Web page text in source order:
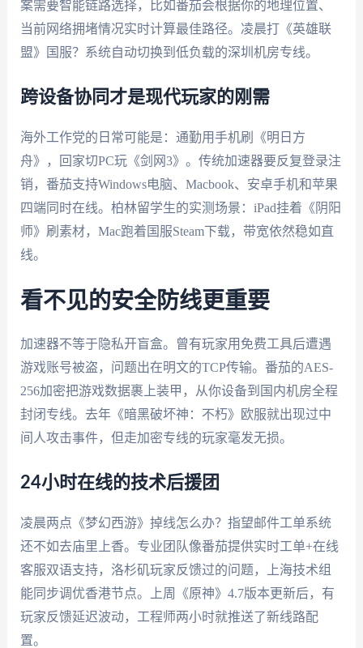
案需要智能链路选择，比如番茄会根据你的地理位置、
当前网络拥堵情况实时计算最佳路径。凌晨打《英雄联
盟》国服？系统自动切换到低负载的深圳机房专线。
跨设备协同才是现代玩家的刚需
海外工作党的日常可能是：通勤用手机刷《明日方
舟》，回家切PC玩《剑网3》。传统加速器要反复登录注
销，番茄支持Windows电脑、Macbook、安卓手机和苹果
四端同时在线。柏林留学生的实测场景：iPad挂着《阴阳
师》刷素材，Mac跑着国服Steam下载，带宽依然稳如直
线。
看不见的安全防线更重要
加速器不等于隐私开盲盒。曾有玩家用免费工具后遭遇
游戏账号被盗，问题出在明文的TCP传输。番茄的AES-
256加密把游戏数据裹上装甲，从你设备到国内机房全程
封闭专线。去年《暗黑破坏神：不朽》欧服就出现过中
间人攻击事件，但走加密专线的玩家毫发无损。
24小时在线的技术后援团
凌晨两点《梦幻西游》掉线怎么办？指望邮件工单系统
还不如去庙里上香。专业团队像番茄提供实时工单+在线
客服双语支持，洛杉矶玩家反馈过的问题，上海技术组
能同步调优香港节点。上周《原神》4.7版本更新后，有
玩家反馈延迟波动，工程师两小时就推送了新线路配
置。